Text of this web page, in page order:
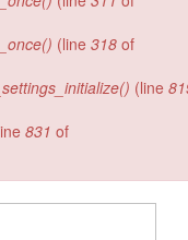
(line 318 of
(line
831 of